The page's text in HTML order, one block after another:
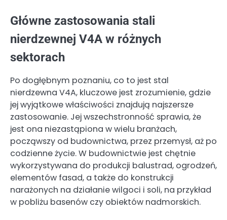
Główne zastosowania stali
nierdzewnej V4A w różnych
sektorach
Po dogłębnym poznaniu, co to jest stal
nierdzewna V4A, kluczowe jest zrozumienie, gdzie
jej wyjątkowe właściwości znajdują najszersze
zastosowanie. Jej wszechstronność sprawia, że
jest ona niezastąpiona w wielu branżach,
począwszy od budownictwa, przez przemysł, aż po
codzienne życie. W budownictwie jest chętnie
wykorzystywana do produkcji balustrad, ogrodzeń,
elementów fasad, a także do konstrukcji
narażonych na działanie wilgoci i soli, na przykład
w pobliżu basenów czy obiektów nadmorskich.